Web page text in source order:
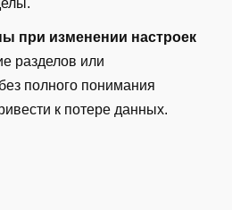
при изменении настроек
разделов или
полного понимания
к потере данных.